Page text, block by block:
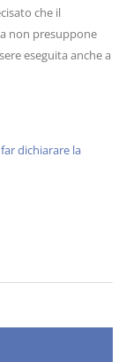
che il
non presuppone
eseguita anche a
dichiarare la